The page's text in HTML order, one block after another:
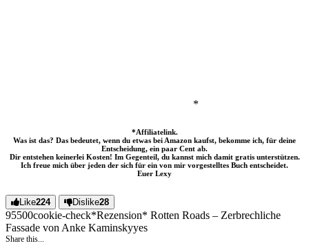
*
*Affiliatelink.
Was ist das? Das bedeutet, wenn du etwas bei Amazon kaufst, bekomme ich, für deine
Entscheidung, ein paar Cent ab.
Dir entstehen keinerlei Kosten! Im Gegenteil, du kannst mich damit gratis unterstützen.
Ich freue mich über jeden der sich für ein von mir vorgestelltes Buch entscheidet.
Euer Lexy
Like224 Dislike28
95500cookie-check*Rezension* Rotten Roads – Zerbrechliche
Fassade von Anke Kaminskyyes
Share this...